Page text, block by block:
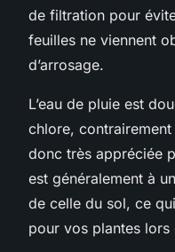
de filtration pour
feuilles ne viennent
d’arrosage.
L’eau de pluie est
chlore, contrairement
donc très appréciée
est généralement à
de celle du sol, ce
pour vos plantes lors